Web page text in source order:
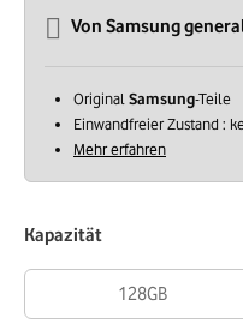
Von Samsung
Original Samsung-Teile
Einwandfreier Zustand :
Mehr erfahren
Kapazität
128GB